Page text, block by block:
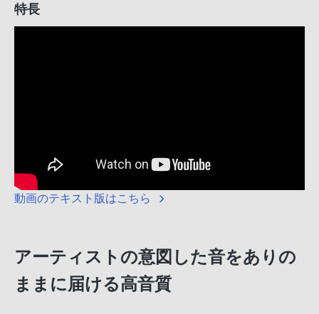
特長
動画のテキスト版はこちら
アーティストの意図した音をありの
ままに届ける高音質